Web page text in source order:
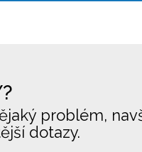
problém,
dotazy.